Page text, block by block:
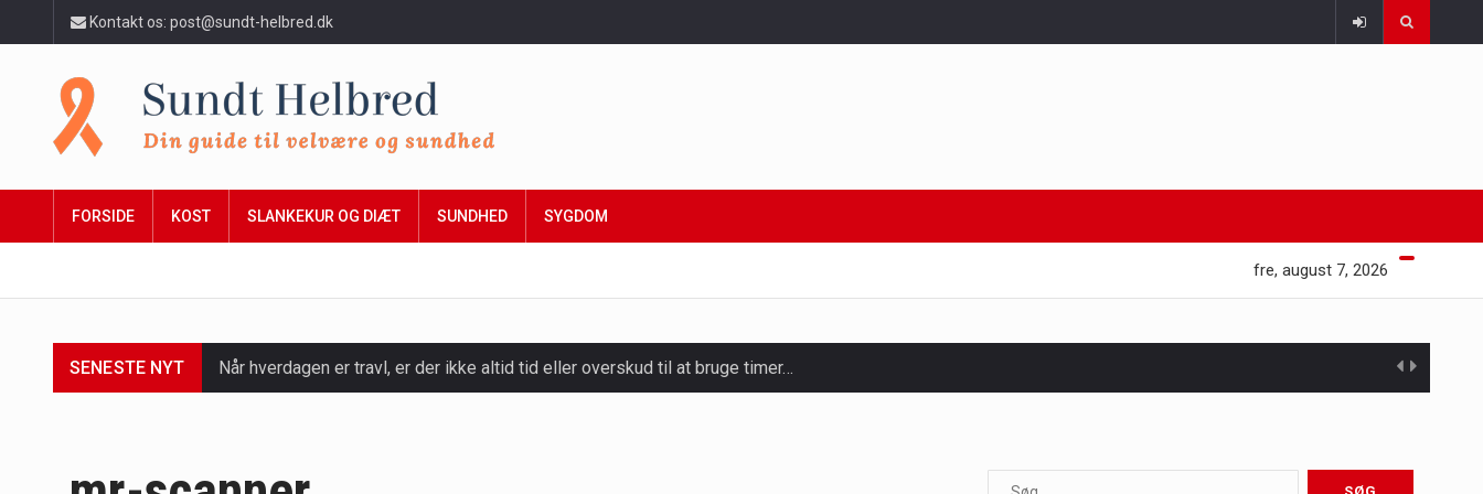
Kontakt os: post@sundt-helbred.dk
FORSIDE KOST SLANKEKUR OG DIÆT SUNDHED SYGDOM
fre, august 7, 2026
SENESTE NYT Et spaophold er ofte synonymt med afslapning, forkælelse og tid til at lade batterierne op,…
Irritabel tyktarm (Irritable Bowel Syndrome, IBS) er en udbredt fordøjelseslidelse, der påvirker millioner af mennesker…